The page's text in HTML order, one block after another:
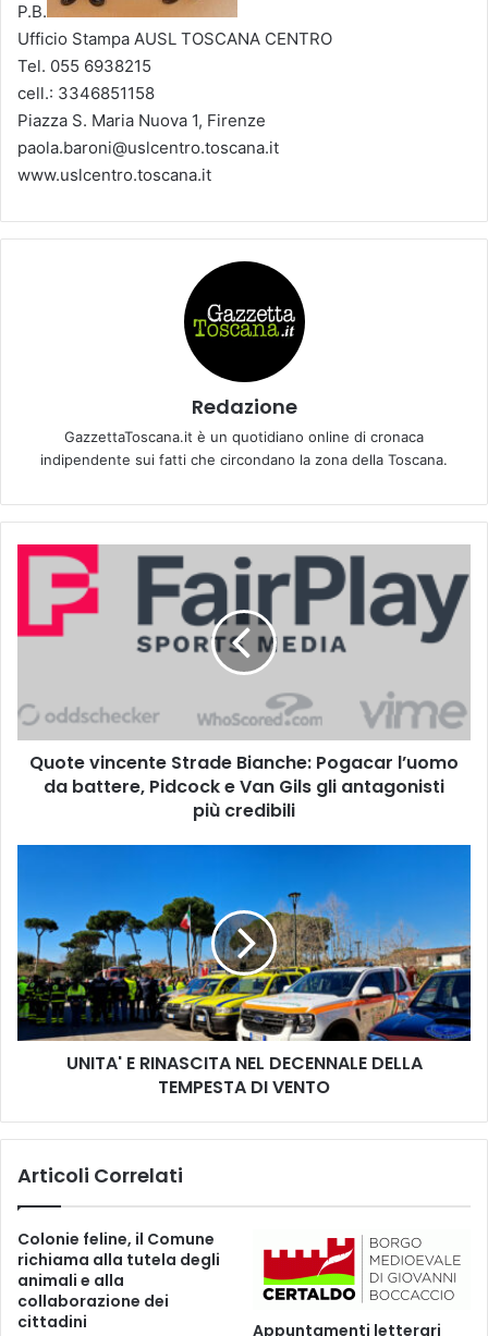
P.B.
Ufficio Stampa AUSL TOSCANA CENTRO
Tel. 055 6938215
cell.: 3346851158
Piazza S. Maria Nuova 1, Firenze
paola.baroni@uslcentro.toscana.it
www.uslcentro.toscana.it
Redazione
GazzettaToscana.it è un quotidiano online di cronaca
indipendente sui fatti che circondano la zona della Toscana.
n
c
a
d
e
B
i
a
e
P
a
c
a
r
Quote vincente Strade Bianche: Pogacar l’uomo
da battere, Pidcock e Van Gils gli antagonisti
più credibili
T
A
'
E
R
I
T
E
L
D
UNITA' E RINASCITA NEL DECENNALE DELLA
TEMPESTA DI VENTO
Articoli Correlati
Colonie feline, il Comune
richiama alla tutela degli
animali e alla
collaborazione dei
cittadini
Appuntamenti letterari